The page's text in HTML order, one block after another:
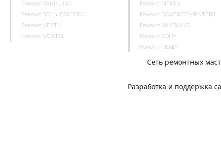
Ремонт SAMSUNG
Ремонт SONY ERICSSON
Ремонт VERTU
Ремонт VOXTEL
Ремонт RITMIX
Ремонт ROVERCOMPUTERS
Ремонт SAMSUNG
Ремонт SONY
Ремонт TEXET
Сеть ремонтных
Разработка и поддержка